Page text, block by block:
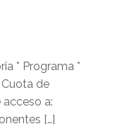
* Programa *
de
acceso a:
[…]